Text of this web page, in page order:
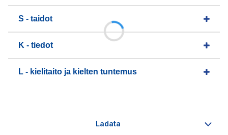
S - taidot
K - tiedot
L - kielitaito ja kielten tuntemus